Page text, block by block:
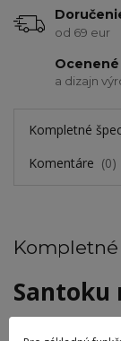
od 69 eur
a dizajn
Kompletné
Komentáre
0
Santoku